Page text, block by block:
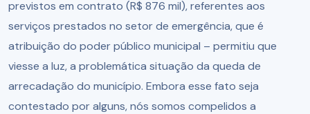
previstos em contrato (R$ 876 mil), referentes aos
serviços prestados no setor de emergência, que é
atribuição do poder público municipal – permitiu que
viesse a luz, a problemática situação da queda de
arrecadação do município. Embora esse fato seja
contestado por alguns, nós somos compelidos a